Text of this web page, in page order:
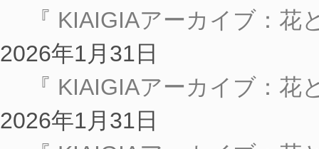
『 KIAIGIAアーカイブ：
2026年1月31日
『 KIAIGIAアーカイブ：
2026年1月31日